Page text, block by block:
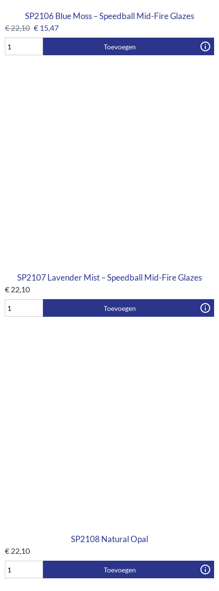
SP2106 Blue Moss – Speedball Mid-Fire Glazes
€22,10 € 15,47
Toevoegen
SP2107 Lavender Mist – Speedball Mid-Fire Glazes
€ 22,10
Toevoegen
SP2108 Natural Opal
€ 22,10
Toevoegen